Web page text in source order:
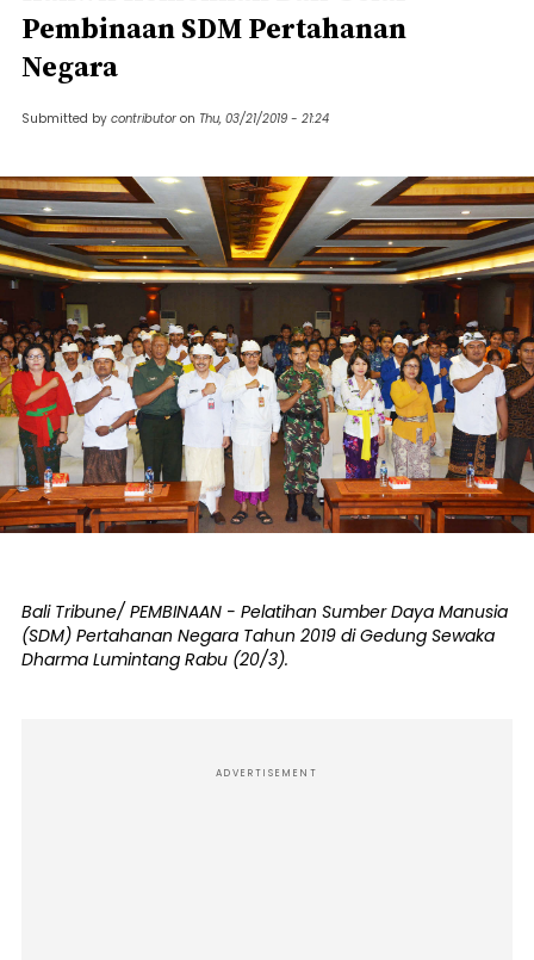
Pembinaan SDM Pertahanan
Negara
Submitted by contributor on Thu, 03/21/2019 - 21:24
Bali Tribune/ PEMBINAAN - Pelatihan Sumber Daya Manusia
(SDM) Pertahanan Negara Tahun 2019 di Gedung Sewaka
Dharma Lumintang Rabu (20/3).
ADVERTISEMENT